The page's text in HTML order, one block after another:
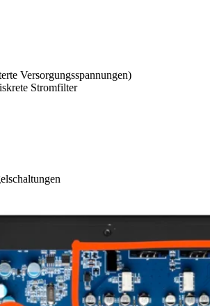
Versorgungsspannungen)
Stromfilter